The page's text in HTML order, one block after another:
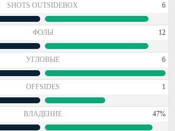
SHOTS OUTSIDEBOX 6
ФОЛЫ 12
УГЛОВЫЕ 6
OFFSIDES 1
ВЛАДЕНИЕ 47%